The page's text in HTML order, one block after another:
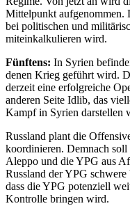
Mittelpunkt aufgenommen.
bei politischen und
miteinkalkulieren wird.
Fünftens: In Syrien
denen Krieg geführt wird.
derzeit eine erfolgreiche
anderen Seite Idlib, das
Kampf in Syrien darstellen
Russland plant die
koordinieren. Demnach soll
Aleppo und die YPG aus
Russland der YPG
dass die YPG potenziell
Kontrolle bringen wird.